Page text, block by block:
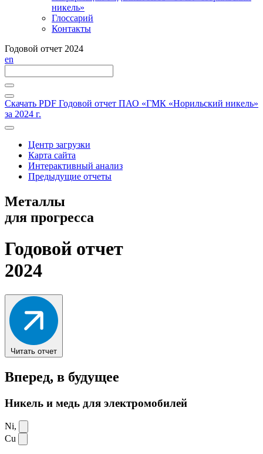
никель»
Глоссарий
Контакты
Годовой отчет 2024
en
Скачать PDF Годовой отчет ПАО «ГМК «Норильский никель»
за 2024 г.
Центр загрузки
Карта сайта
Интерактивный анализ
Предыдущие отчеты
Металлы
для прогресса
Годовой отчет
2024
Читать отчет
Вперед, в будущее
Никель и медь для электромобилей
Ni,
Cu